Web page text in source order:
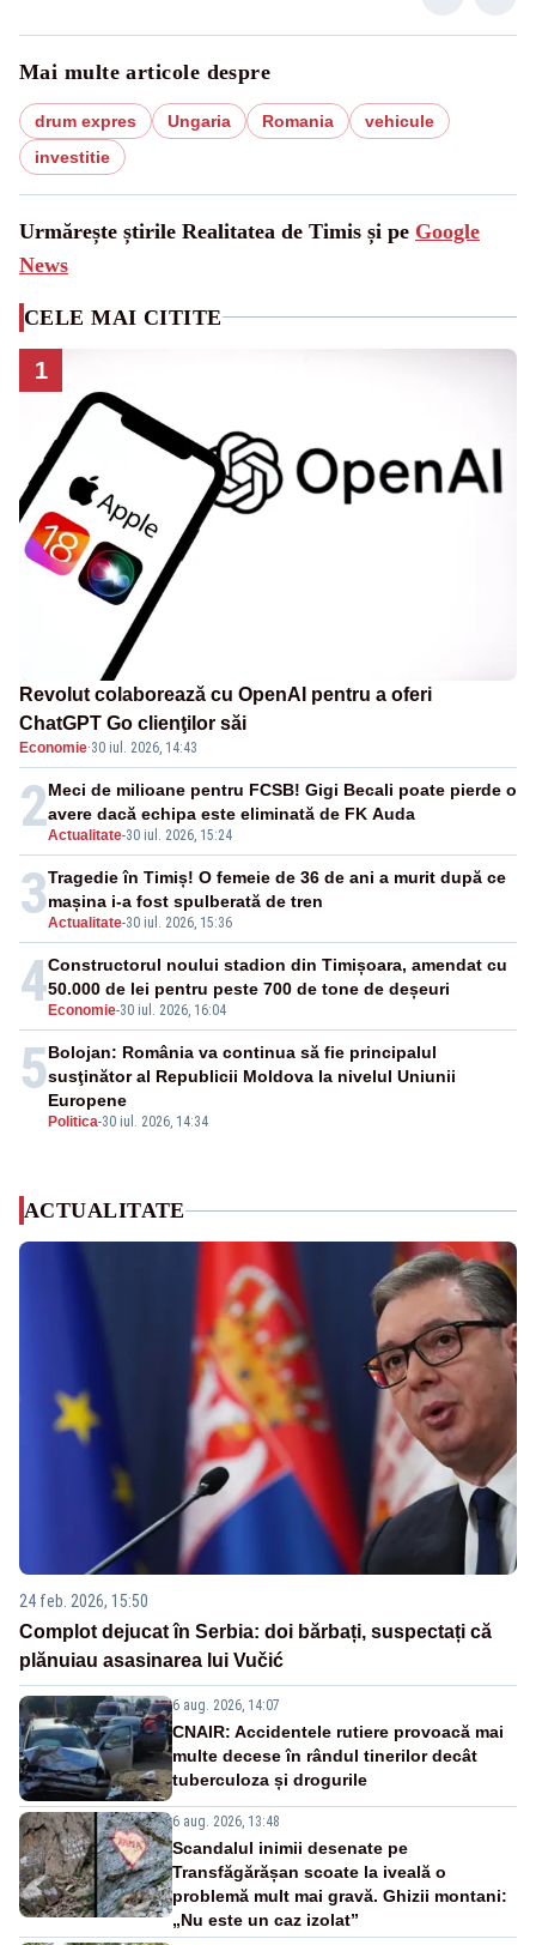
Mai multe articole despre
drum expres Ungaria Romania
vehicule
investitie
Urmărește știrile Realitatea de Timis și pe Google
News
CELE MAI CITITE
1
Revolut colaborează cu OpenAI pentru a oferi
ChatGPT Go clienţilor săi
Economie·30 iul. 2026, 14:43
2Actualitate-30 iul. 2026, 15:24
Meci de milioane pentru FCSB! Gigi Becali poate pierde o
avere dacă echipa este eliminată de FK Auda
3Actualitate-30 iul. 2026, 15:36
Tragedie în Timiș! O femeie de 36 de ani a murit după ce
mașina i-a fost spulberată de tren
4 Economie-30 iul. 2026, 16:04
Constructorul noului stadion din Timișoara, amendat cu
50.000 de lei pentru peste 700 de tone de deșeuri
5
Politica-30 iul. 2026, 14:34
Bolojan: România va continua să fie principalul
susţinător al Republicii Moldova la nivelul Uniunii
Europene
ACTUALITATE
24 feb. 2026, 15:50
Complot dejucat în Serbia: doi bărbați, suspectați că
plănuiau asasinarea lui Vučić
6 aug. 2026, 14:07
CNAIR: Accidentele rutiere provoacă mai
multe decese în rândul tinerilor decât
tuberculoza și drogurile
6 aug. 2026, 13:48
Scandalul inimii desenate pe
Transfăgărășan scoate la iveală o
problemă mult mai gravă. Ghizii montani:
„Nu este un caz izolat”